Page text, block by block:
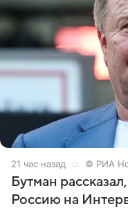
21 час назад © РИА
Бутман
Россию на